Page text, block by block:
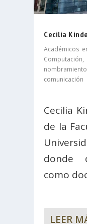
Cecilia
Académicos
Computación,
comunicación
Cecilia
de la
donde
como
LEER